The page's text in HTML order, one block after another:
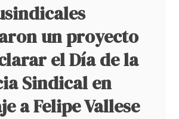
un proyecto
el Día de la
Sindical en
a Felipe Vallese